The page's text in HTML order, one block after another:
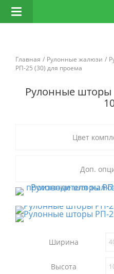
Открыть
навигацию
Главная Рулонные жалюзи
РП-25 (30) для проема
Рулонные
Цвет
Доп.
Ширина
Высота